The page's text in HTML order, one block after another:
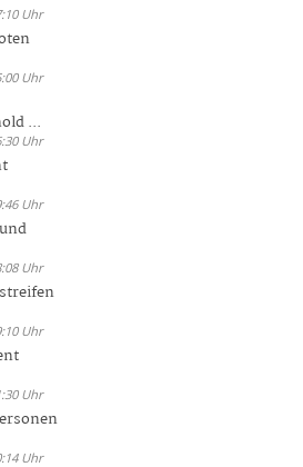
Uhr
Uhr
...
Uhr
Uhr
Uhr
Uhr
Uhr
Uhr